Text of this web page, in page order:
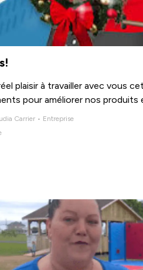
plaisir à travailler avec vous
pour améliorer nos produits
Carrier • Entreprise